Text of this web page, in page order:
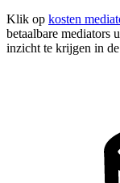
Klik op kosten
betaalbare mediators
inzicht te krijgen in